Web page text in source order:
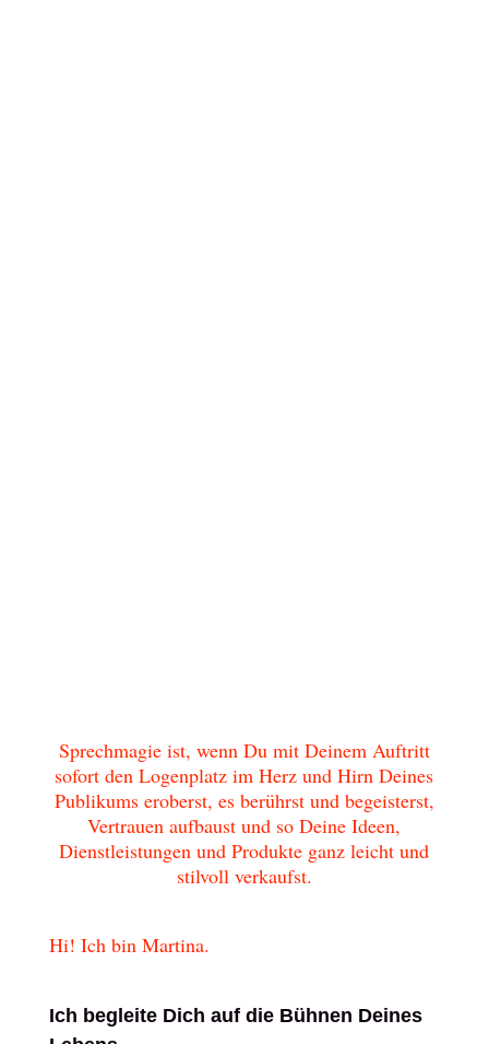
Sprechmagie ist, wenn Du mit Deinem Auftritt
sofort den Logenplatz im Herz und Hirn Deines
Publikums eroberst, es berührst und begeisterst,
Vertrauen aufbaust und so Deine Ideen,
Dienstleistungen und Produkte ganz leicht und
stilvoll verkaufst.
Hi! Ich bin Martina.
Ich begleite Dich auf die Bühnen Deines